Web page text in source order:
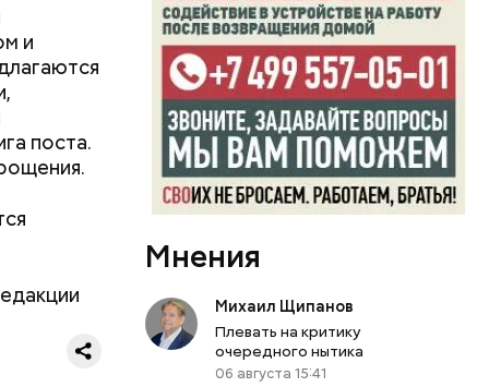
и
поста.
Мнения
Михаил Щипанов
Плевать на критику
очередного нытика
06 августа 15:41